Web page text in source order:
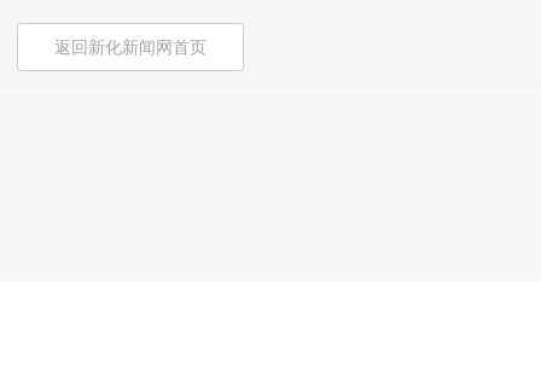
返回新化新闻网首页